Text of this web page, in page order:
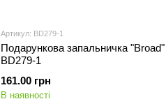
Артикул: BD279-1
Подарункова запальничка
BD279-1
161.00 грн
В наявності